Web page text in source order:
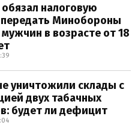
налоговую
Минобороны
в возрасте от 18
уничтожили склады с
двух табачных
будет ли дефицит